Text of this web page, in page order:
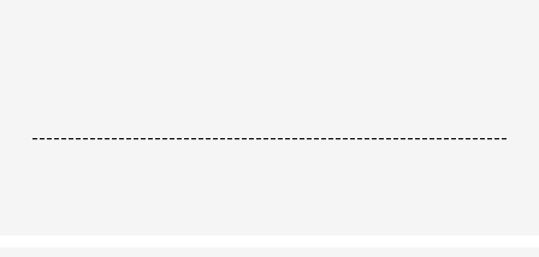
------------------------------------------------------------------